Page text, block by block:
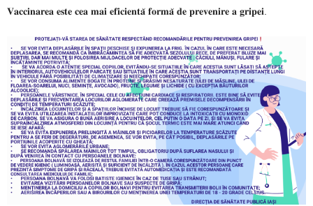
𝐕𝐚𝐜𝐜𝐢𝐧𝐚𝐫𝐞𝐚 𝐞𝐬𝐭𝐞 𝐜𝐞𝐚 𝐦𝐚𝐢 𝐞𝐟𝐢𝐜𝐢𝐞𝐧𝐭𝐚̆ 𝐟𝐨𝐫𝐦𝐚̆ 𝐝𝐞 𝐩𝐫𝐞𝐯𝐞𝐧𝐢𝐫𝐞 𝐚 𝐠𝐫𝐢𝐩𝐞𝐢.